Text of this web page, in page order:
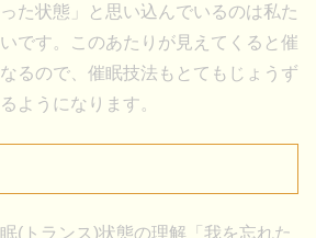
た状態」と思い込んでいるのは私た
です。このあたりが見えてくると催
るので、催眠技法もとてもじょうず
ようになります。
トランス)状態の理解「我を忘れた